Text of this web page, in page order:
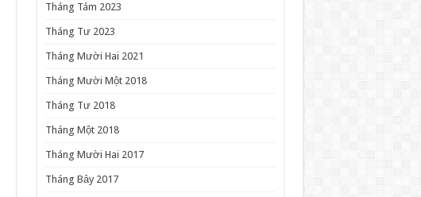
Tháng Tám 2023
Tháng Tư 2023
Tháng Mười Hai 2021
Tháng Mười Một 2018
Tháng Tư 2018
Tháng Một 2018
Tháng Mười Hai 2017
Tháng Bảy 2017